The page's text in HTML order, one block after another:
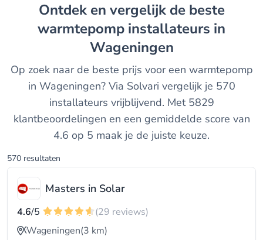
Ontdek en vergelijk de beste
warmtepomp installateurs in
Wageningen
Op zoek naar de beste prijs voor een warmtepomp
in Wageningen? Via Solvari vergelijk je 570
installateurs vrijblijvend. Met 5829
klantbeoordelingen en een gemiddelde score van
4.6 op 5 maak je de juiste keuze.
570 resultaten
Masters in Solar
4.6/5
(29 reviews)
Wageningen(3 km)